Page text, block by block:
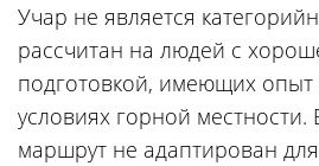
Учар не является
рассчитан на людей с
подготовкой, имеющих
условиях горной местности.
маршрут не адаптирован